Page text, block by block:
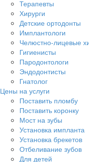
Терапевты
Хирурги
Детские ортодонты
Имплантологи
Челюстно-лицевые
Гигиенисты
Пародонтологи
Эндодонтисты
Гнатолог
Цены на услуги
Поставить пломбу
Поставить коронку
Мост на зубы
Установка импланта
Установка брекетов
Отбеливание зубов
Для детей